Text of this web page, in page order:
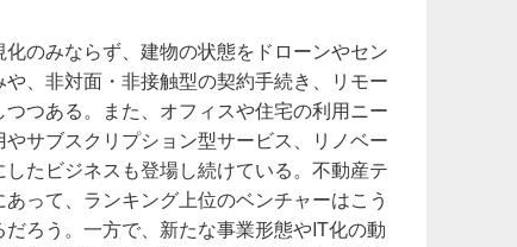
のみならず、建物の状態をドローンやセン
、非対面・非接触型の契約手続き、リモー
つつある。また、オフィスや住宅の利用ニー
サブスクリプション型サービス、リノベー
たビジネスも登場し続けている。不動産テ
って、ランキング上位のベンチャーはこう
ろう。一方で、新たな事業形態やIT化の動